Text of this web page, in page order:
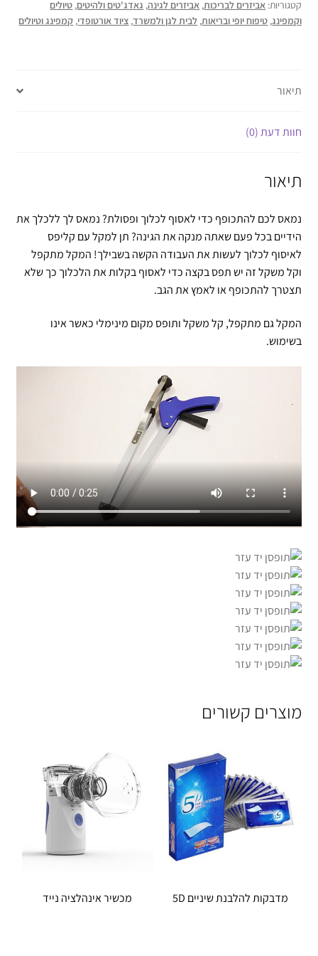
קטגוריות: אביזרים לבריכות, אביזרים לגינה, גאדג'טים ולהיטים, טיולים
וקמפינג, טיפוח יופי ובריאות, לבית לגן ולמשרד, ציוד אורטופדי, קמפינג וטיולים
תיאור
חוות דעת (0)
תיאור
נמאס לכם להתכופף כדי לאסוף לכלוך ופסולת? נמאס לך ללכלך את
הידיים בכל פעם שאתה מנקה את הגינה? תן למקל עם קליפס
לאיסוף לכלוך לעשות את העבודה הקשה בשבילך! המקל מתקפל
וקל משקל זה יש תפס בקצה כדי לאסוף בקלות את הלכלוך כך שלא
תצטרך להתכופף או לאמץ את הגב.
המקל גם מתקפל, קל משקל ותופס מקום מינימלי כאשר אינו
בשימוש.
מוצרים קשורים
מדבקות להלבנת שיניים 5D מכשיר אינהלציה נייד